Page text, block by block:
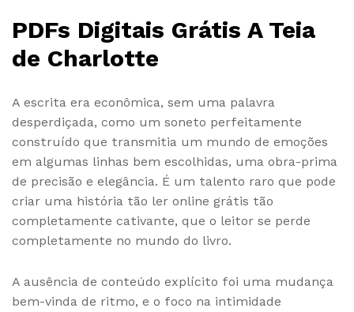
PDFs Digitais Grátis A Teia
de Charlotte
A escrita era econômica, sem uma palavra
desperdiçada, como um soneto perfeitamente
construído que transmitia um mundo de emoções
em algumas linhas bem escolhidas, uma obra-prima
de precisão e elegância. É um talento raro que pode
criar uma história tão ler online grátis tão
completamente cativante, que o leitor se perde
completamente no mundo do livro.
A ausência de conteúdo explícito foi uma mudança
bem-vinda de ritmo, e o foco na intimidade